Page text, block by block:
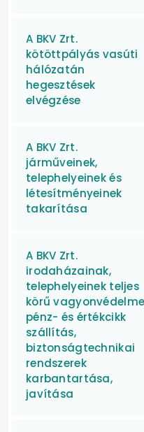
A BKV Zrt.
kötöttpályás vasúti
hálózatán
hegesztések
elvégzése
A BKV Zrt.
járműveinek,
telephelyeinek és
létesítményeinek
takarítása
A BKV Zrt.
irodaházainak,
telephelyeinek teljes
körű
pénz- és értékcikk
szállítás,
biztonságtechnikai
rendszerek
karbantartása,
javítása